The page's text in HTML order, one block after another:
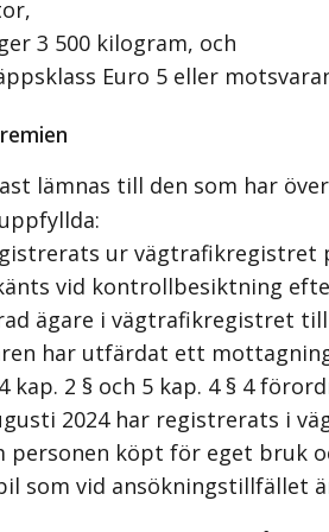
3 500 kilogram, och
Euro 5 eller
lämnas till den som har
ur vägtrafikregistret
vid kontrollbesiktning
ägare i vägtrafikregistret
har utfärdat ett
2 § och 5 kap. 4 § 4
2024 har registrerats i
köpt för eget bruk
som vid ansökningstillfället